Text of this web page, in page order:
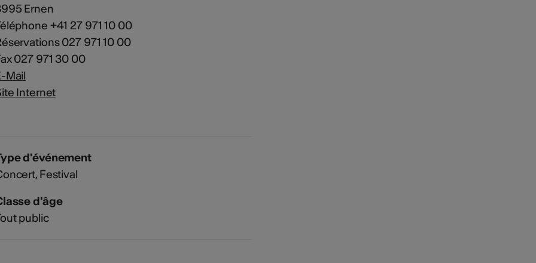
Ernen
+41 27 971 10 00
027 971 10 00
027 971 30 00
Mail
Internet
d'événement
Festival
d'âge
public